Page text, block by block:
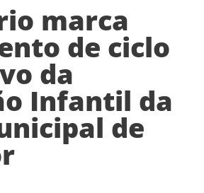
marca
de ciclo
da
Infantil da
de